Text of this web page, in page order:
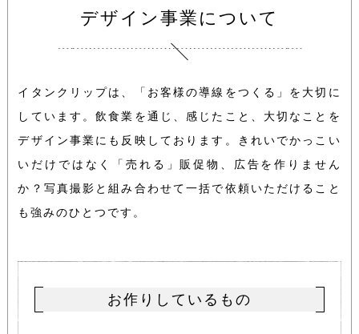
デザイン事業について
イタンクリップは、「お客様の導線をつくる」を大切に
しています。飲食業を通じ、感じたこと、大切なことを
デザイン事業にも反映しております。
きれいでかっこい
いだけではなく「売れる」販促物、広告を作りません
か？ 写真撮影と組み合わせて一括で依頼いただけること
も強みのひとつです。
お作りしているもの